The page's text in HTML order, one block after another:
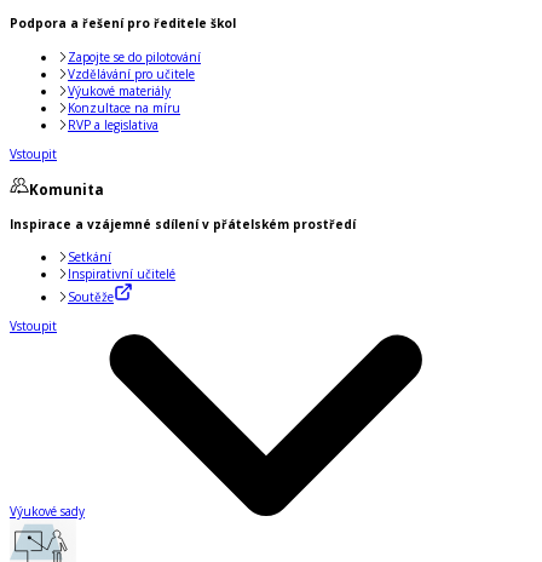
Podpora a řešení pro ředitele škol
Zapojte se do pilotování
Vzdělávání pro učitele
Výukové materiály
Konzultace na míru
RVP a legislativa
Vstoupit
Komunita
Inspirace a vzájemné sdílení v přátelském prostředí
Setkání
Inspirativní učitelé
Soutěže
Vstoupit
Výukové sady